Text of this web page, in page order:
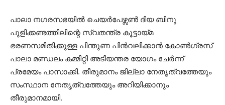
പാലാ നഗരസഭയില്‍ ചെയര്‍പേഴ്സണ്‍ ദിയ ബിനു
പുളിക്കണ്ടത്തിലിന്റെ സ്വതന്ത്ര കൂട്ടായ്മ
ഭരണസമിതിക്കുള്ള പിന്തുണ പിന്‍വലിക്കാന്‍ കോണ്‍ഗ്രസ്
പാലാ മണ്ഡലം കമ്മിറ്റി അടിയന്തര യോഗം ചേര്‍ന്ന്
പ്രമേയം പാസാക്കി. തീരുമാനം ജില്ലാ നേതൃത്വത്തേയും
സംസ്ഥാന നേതൃത്വത്തേയും അറിയിക്കാനും
തീരുമാനമായി.